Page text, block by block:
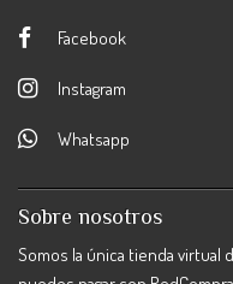
Facebook
Instagram
Whatsapp
Sobre nosotros
Somos la única tienda virtual